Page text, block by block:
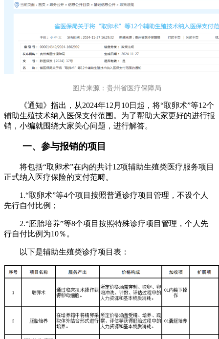
图片来源：贵州省医疗保障局
《通知》指出，从2024年12月10日起，将“取卵术”等12个
辅助生殖技术纳入医保支付范围。为了帮助大家更好的进行报
销，小编就围绕大家关心问题，进行解答。
一、参与报销的项目
将包括“取卵术”在内的共计12项辅助生殖类医疗服务项目
正式纳入医疗保险的支付范畴。
1.“取卵术”等4个项目按照普通诊疗项目管理，不设个人
先行自付比例；
2.“胚胎培养”等8个项目按照特殊诊疗项目管理，个人先
行自付比例为10％。
以下是辅助生殖类诊疗项目表：